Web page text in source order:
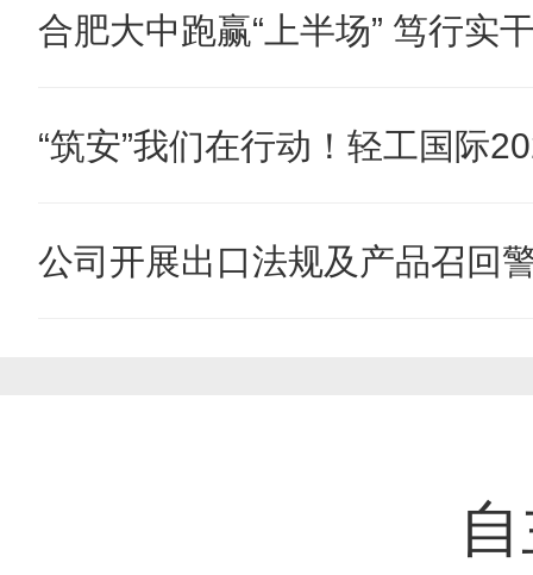
合肥大中跑赢“上半场” 笃行实
“筑安”我们在行动！轻工国际
公司开展出口法规及产品召回